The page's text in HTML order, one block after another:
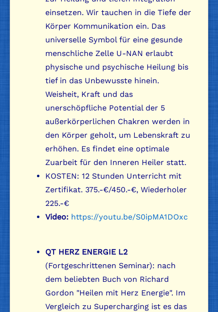
einsetzen. Wir tauchen in die Tiefe der
Körper Kommunikation ein. Das
universelle Symbol für eine gesunde
menschliche Zelle U-NAN erlaubt
physische und psychische Heilung bis
tief in das Unbewusste hinein.
Weisheit, Kraft und das
unerschöpfliche Potential der 5
außerkörperlichen Chakren werden in
den Körper geholt, um Lebenskraft zu
erhöhen. Es findet eine optimale
Zuarbeit für den Inneren Heiler statt.
KOSTEN: 12 Stunden Unterricht mit
Zertifikat. 375.-€/450.-€, Wiederholer
225.-€
Video: https://youtu.be/S0ipMA1DOxc
QT HERZ ENERGIE L2
(Fortgeschrittenen Seminar): nach
dem beliebten Buch von Richard
Gordon "Heilen mit Herz Energie". Im
Vergleich zu Supercharging ist es das